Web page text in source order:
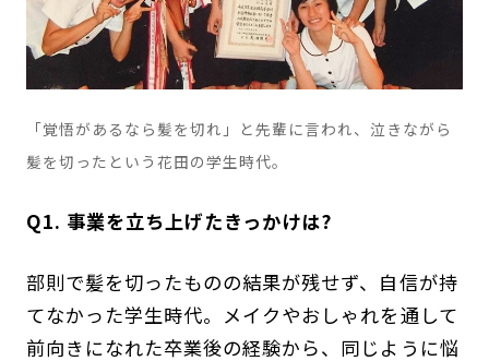
「覚悟があるなら髪を切れ」と先輩に言われ、泣きながら
髪を切ったという花田の学生時代。
Q1. 事業を立ち上げたきっかけは?
部則で髪を切ったものの結果が残せず、自信が持
てなかった学生時代。メイクやおしゃれを通して
前向きになれた卒業後の経験から、同じように悩